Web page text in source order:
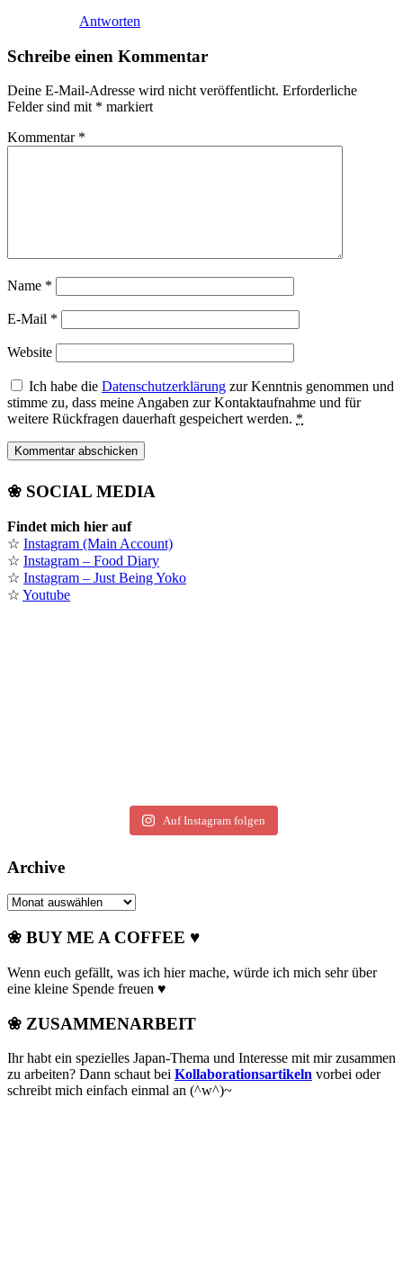
Antworten
Schreibe einen Kommentar
Deine E-Mail-Adresse wird nicht veröffentlicht. Erforderliche
Felder sind mit * markiert
Kommentar *
Name *
E-Mail *
Website
Ich habe die Datenschutzerklärung zur Kenntnis genommen und
stimme zu, dass meine Angaben zur Kontaktaufnahme und für
weitere Rückfragen dauerhaft gespeichert werden. *
❀ SOCIAL MEDIA
Findet mich hier auf
☆ Instagram (Main Account)
☆ Instagram – Food Diary
☆ Instagram – Just Being Yoko
☆ Youtube
Auf Instagram folgen
Archive
Archive
❀ BUY ME A COFFEE ♥
Wenn euch gefällt, was ich hier mache, würde ich mich sehr über
eine kleine Spende freuen ♥
❀ ZUSAMMENARBEIT
Ihr habt ein spezielles Japan-Thema und Interesse mit mir zusammen
zu arbeiten? Dann schaut bei Kollaborationsartikeln vorbei oder
schreibt mich einfach einmal an (^w^)~